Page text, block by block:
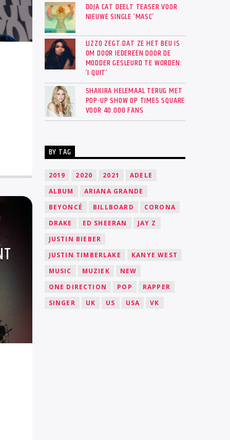
DOJA CAT DEELT TEASER VOOR
NIEUWE SINGLE ‘MASC’
LIZZO ZEGT DAT ZE HET BEU IS
OM DOOR IEDEREEN DOOR DE
MODDER GESLEURD TE WORDEN:
‘I QUIT’
SHAKIRA HELEMAAL TERUG MET
POP-UP SHOW OP TIMES SQUARE
VOOR 40.000 FANS
BY TAG
2019 2020 2021
ADELE
ALBUM
ARIANA GRANDE
BEYONCÉ
BILLBOARD
CORONA
DRAKE
ED SHEERAN
JAY Z
JUSTIN BIEBER
JUSTIN TIMBERLAKE
KANYE WEST
MUSIC
MUZIEK
NEW
ONE DIRECTION
POP
RAPPER
SINGER
UK US USA VK